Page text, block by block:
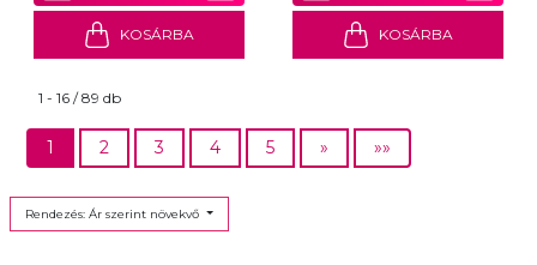
KOSÁRBA KOSÁRBA
1 - 16 / 89 db
1 2 3 4 5 » »»
Rendezés: Ár szerint növekvő